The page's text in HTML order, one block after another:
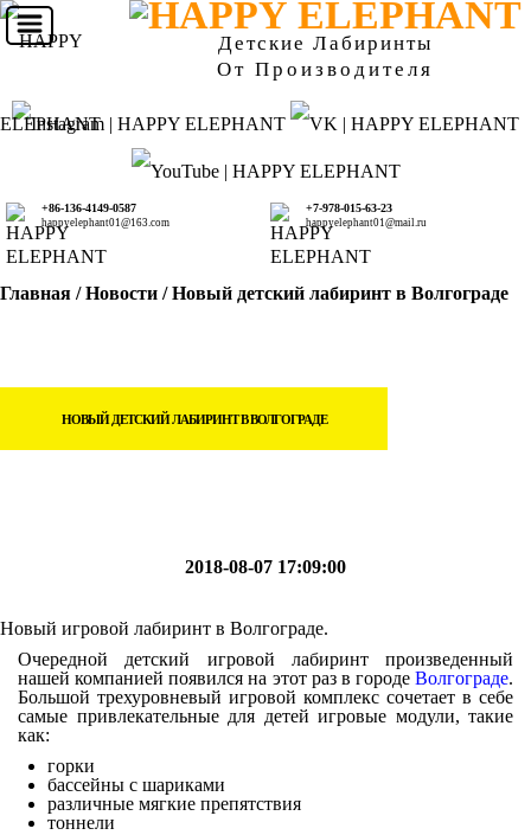
Детские Лабиринты
От Производителя
+86-136-4149-0587
happyelephant01@163.com
+7-978-015-63-23
happyelephant01@mail.ru
Главная /Новости / Новый детский лабиринт в Волгограде
НОВЫЙ ДЕТСКИЙ ЛАБИРИНТ В ВОЛГОГРАДЕ
2018-08-07 17:09:00
Новый игровой лабиринт в Волгограде.
Очередной детский игровой лабиринт произведенный
нашей компанией появился на этот раз в городе Волгограде.
Большой трехуровневый игровой комплекс сочетает в себе
самые привлекательные для детей игровые модули, такие
как:
горки
бассейны с шариками
различные мягкие препятствия
тоннели